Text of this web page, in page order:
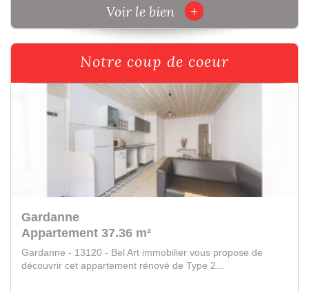
Voir le bien +
Notre coup de coeur
Gardanne
Appartement 93 m²
Gardanne -13120 - Bel Art immobilier vous propose de
découvrir en centre ville et à proximité...